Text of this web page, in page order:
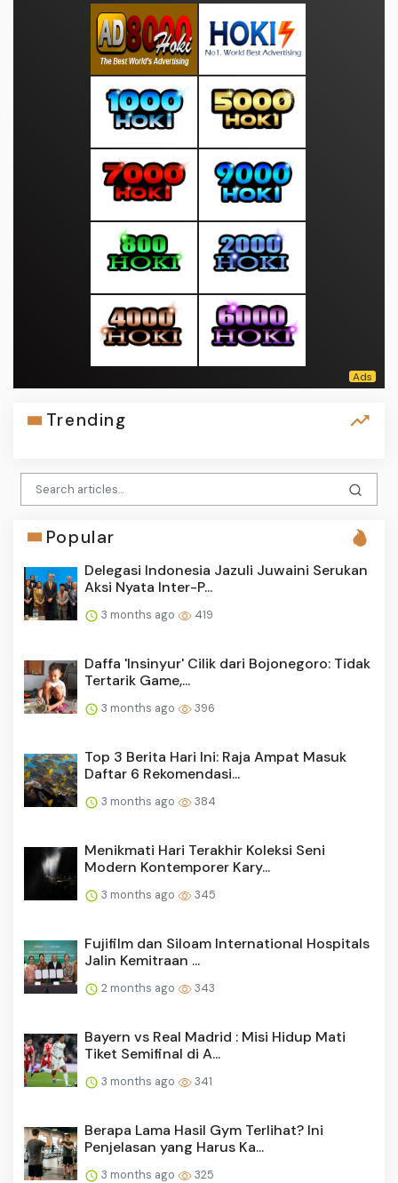
Trending
Popular
Delegasi Indonesia Jazuli Juwaini Serukan
Aksi Nyata Inter-P...
3 months ago 419
Daffa 'Insinyur' Cilik dari Bojonegoro: Tidak
Tertarik Game,...
3 months ago 396
Top 3 Berita Hari Ini: Raja Ampat Masuk
Daftar 6 Rekomendasi...
3 months ago 384
Menikmati Hari Terakhir Koleksi Seni
Modern Kontemporer Kary...
3 months ago 345
Fujifilm dan Siloam International Hospitals
Jalin Kemitraan ...
2 months ago 343
Bayern vs Real Madrid : Misi Hidup Mati
Tiket Semifinal di A...
3 months ago 341
Berapa Lama Hasil Gym Terlihat? Ini
Penjelasan yang Harus Ka...
3 months ago 325